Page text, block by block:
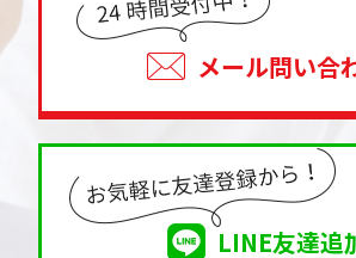
メール問い合
LINE友達追